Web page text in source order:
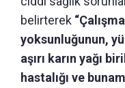
belirterek
yoksunluğunun,
aşırı karın yağı
hastalığı ve